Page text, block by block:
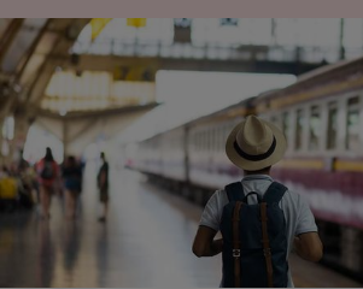
Endgeräteeigenschaften zur
aktiv abfragen. Speichern von
Informationen auf einem
Personalisierte Werbung und
von Werbeleistung und der
Inhalten, Zielgruppenforschung
Entwicklung und Verbesserung
Angeboten.
Liste der Partner (Lieferanten)